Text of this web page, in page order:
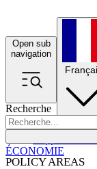
Open sub
navigation
Recherche
POLICY AREAS
ÉCONOMIE